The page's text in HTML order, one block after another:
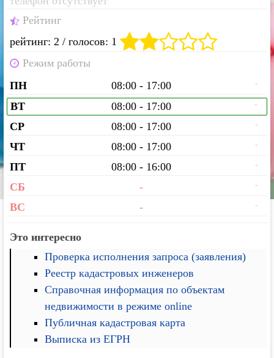
Рейтинг
рейтинг: 2 / голосов: 1
Режим работы
ПН
08:00 - 17:00 -
ВТ 08:00 - 17:00 -
СР 08:00 - 17:00 -
ЧТ 08:00 - 17:00 -
ПТ 08:00 - 16:00 -
СБ - -
ВС - -
Это интересно
Проверка исполнения запроса (заявления)
Реестр кадастровых инженеров
Справочная информация по объектам
недвижимости в режиме online
Публичная кадастровая карта
Выписка из ЕГРН